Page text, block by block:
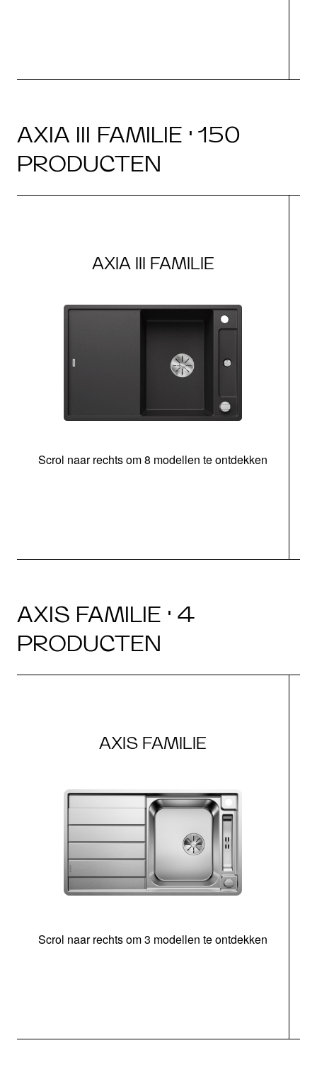
AXIA III FAMILIE · 150
PRODUCTEN
AXIA III FAMILIE
Scrol naar rechts om 8 modellen te ontdekken
AXIS FAMILIE · 4
PRODUCTEN
AXIS FAMILIE
Scrol naar rechts om 3 modellen te ontdekken